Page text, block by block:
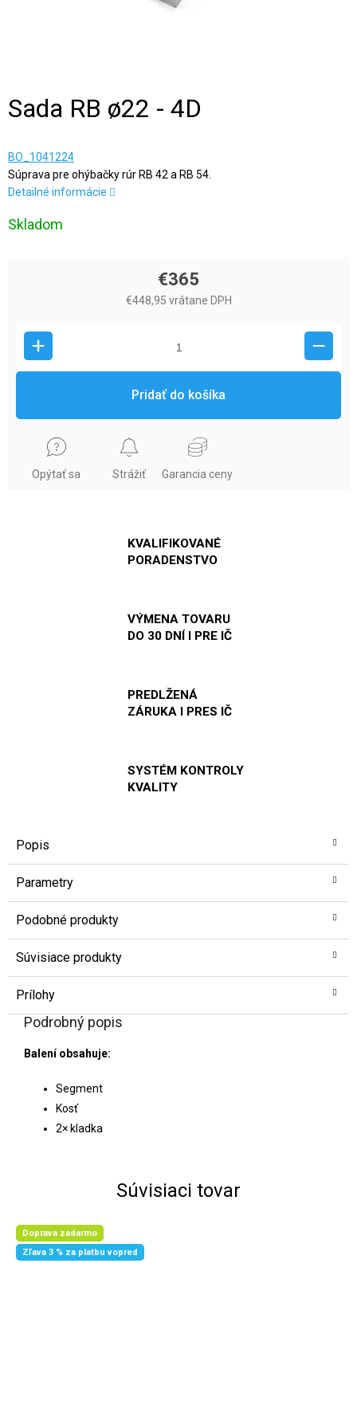
Sada RB ø22 - 4D
BO_1041224
Súprava pre ohýbačky rúr RB 42 a RB 54.
Detailné informácie
Skladom
€365
€448,95 vrátane DPH
Pridať do košíka
Opýtať sa Strážiť Garancia ceny
KVALIFIKOVANÉ
PORADENSTVO
VÝMENA TOVARU
DO 30 DNÍ I PRE IČ
PREDLŽENÁ
ZÁRUKA I PRES IČ
SYSTÉM KONTROLY
KVALITY
Popis
Parametry
Podobné produkty
Súvisiace produkty
Prílohy
Podrobný popis
Balení obsahuje:
Segment
Kosť
2× kladka
Súvisiaci tovar
Doprava zadarmo
Zľava 3 % za platbu vopred